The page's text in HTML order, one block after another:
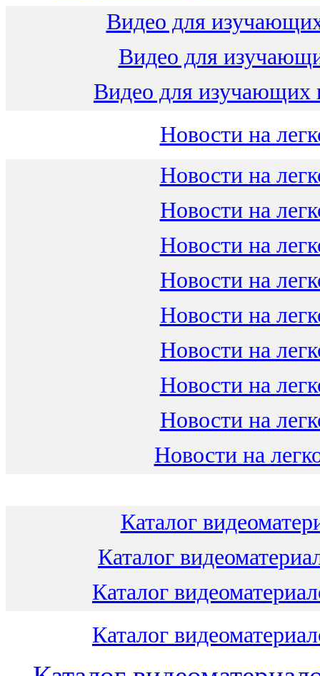
Видео для
Видео для
Видео для изучающих
Новости на
Новости на
Новости на
Новости на
Новости на
Новости на
Новости на
Новости на
Новости на
Новости на
Каталог
Каталог
Каталог
Каталог